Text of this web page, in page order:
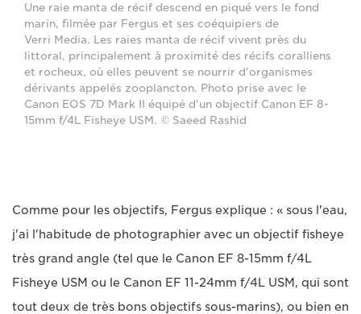
Une raie manta de récif descend en piqué vers le fond
marin, filmée par Fergus et ses coéquipiers de
Verri Media. Les raies manta de récif vivent près du
littoral, principalement à proximité des récifs coralliens
et rocheux, où elles peuvent se nourrir d'organismes
dérivants appelés zooplancton. Photo prise avec le
Canon EOS 7D Mark II équipé d'un objectif Canon EF 8-
15mm f/4L Fisheye USM. © Saeed Rashid
Comme pour les objectifs, Fergus explique : « sous l'eau,
j'ai l'habitude de photographier avec un objectif fisheye
très grand angle (tel que le Canon EF 8-15mm f/4L
Fisheye USM ou le Canon EF 11-24mm f/4L USM, qui sont
tout deux de très bons objectifs sous-marins), ou bien en